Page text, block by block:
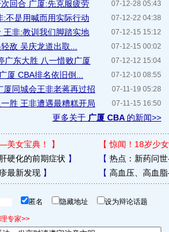
07-12-28 05:43
回合 广厦:先克服疲劳
07-12-22 04:38
:不是用喊而用实际行动
07-12-15 15:12
王非:教训我们脚踏实地
07-12-15 00:02
敌 吴庆龙道出取...
07-12-12 15:04
广东大胜 八一惜败广厦
07-12-10 08:55
厦 CBA排名依旧倒...
07-11-19 05:28
厦同城会王非老蒋再过招
07-11-15 16:50
胜 王非遭遇最糟糕开局
更多关于 广厦 CBA 的新闻>>
美女宝典！ 】 【惊闻！18岁少
硬化的前期症状 】 【 热点：新药问
最新发现】 【 高血压、高血
匿名 隐藏地址 设为辩论话题
专家>>